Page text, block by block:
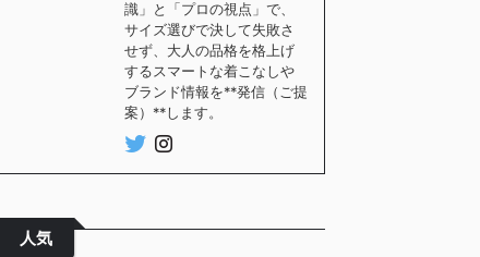
識」と「プロの視点」で、
サイズ選びで決して失敗さ
せず、大人の品格を格上げ
するスマートな着こなしや
ブランド情報を**発信（ご提
案）**します。
人気